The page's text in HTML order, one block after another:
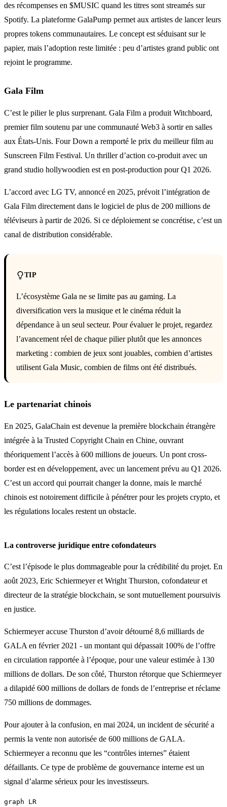
des récompenses en $MUSIC quand les titres sont streamés sur
Spotify. La plateforme GalaPump permet aux artistes de lancer leurs
propres tokens communautaires. Le concept est séduisant sur le
papier, mais l’adoption reste limitée : peu d’artistes grand public ont
rejoint le programme.
Gala Film
C’est le pilier le plus surprenant. Gala Film a produit Witchboard,
premier film soutenu par une communauté Web3 à sortir en salles
aux États-Unis. Four Down a remporté le prix du meilleur film au
Sunscreen Film Festival. Un thriller d’action co-produit avec un
grand studio hollywoodien est en post-production pour Q1 2026.
L’accord avec LG TV, annoncé en 2025, prévoit l’intégration de
Gala Film directement dans le logiciel de plus de 200 millions de
téléviseurs à partir de 2026. Si ce déploiement se concrétise, c’est un
canal de distribution considérable.
TIP
L’écosystème Gala ne se limite pas au gaming. La
diversification vers la musique et le cinéma réduit la
dépendance à un seul secteur. Pour évaluer le projet, regardez
l’avancement réel de chaque pilier plutôt que les annonces
marketing : combien de jeux sont jouables, combien d’artistes
utilisent Gala Music, combien de films ont été distribués.
Le partenariat chinois
En 2025, GalaChain est devenue la première blockchain étrangère
intégrée à la Trusted Copyright Chain en Chine, ouvrant
théoriquement l’accès à 600 millions de joueurs. Un pont cross-
border est en développement, avec un lancement prévu au Q1 2026.
C’est un accord qui pourrait changer la donne, mais le marché
chinois est notoirement difficile à pénétrer pour les projets crypto, et
les régulations locales restent un obstacle.
La controverse juridique entre cofondateurs
C’est l’épisode le plus dommageable pour la crédibilité du projet. En
août 2023, Eric Schiermeyer et Wright Thurston, cofondateur et
directeur de la stratégie blockchain, se sont mutuellement poursuivis
en justice.
Schiermeyer accuse Thurston d’avoir détourné 8,6 milliards de
GALA en février 2021 - un montant qui dépassait 100% de l’offre
en circulation rapportée à l’époque, pour une valeur estimée à 130
millions de dollars. De son côté, Thurston rétorque que Schiermeyer
a dilapidé 600 millions de dollars de fonds de l’entreprise et réclame
750 millions de dommages.
Pour ajouter à la confusion, en mai 2024, un incident de sécurité a
permis la vente non autorisée de 600 millions de GALA.
Schiermeyer a reconnu que les “contrôles internes” étaient
défaillants. Ce type de problème de gouvernance interne est un
signal d’alarme sérieux pour les investisseurs.
graph LR